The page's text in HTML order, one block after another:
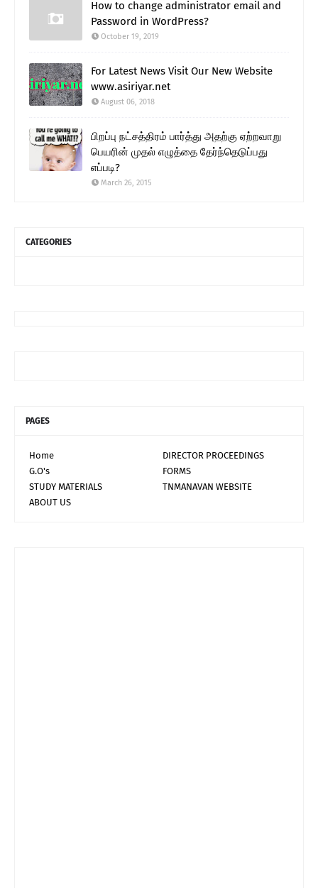
How to change administrator email and
Password in WordPress?
October 19, 2019
For Latest News Visit Our New Website
www.asiriyar.net
August 06, 2018
பிறப்பு நட்சத்திரம் பார்த்து அதற்கு ஏற்றவாறு
பெயரின் முதல் எழுத்தை தேர்ந்தெடுப்பது
எப்படி?
March 26, 2015
CATEGORIES
PAGES
Home
DIRECTOR PROCEEDINGS
G.O's
FORMS
STUDY MATERIALS
TNMANAVAN WEBSITE
ABOUT US